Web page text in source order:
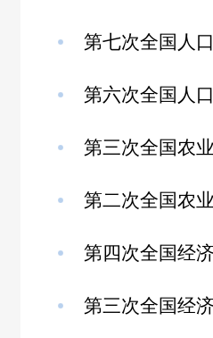
第七次全国人
第六次全国人
第三次全国农
第二次全国农
第四次全国经
第三次全国经